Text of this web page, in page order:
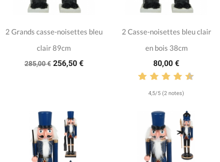
2 Grands casse-noisettes bleu
clair 89cm
285,00 € 256,50 €
2 Casse-noisettes bleu clair
en bois 38cm
80,00 €
4,5/5 (2 notes)